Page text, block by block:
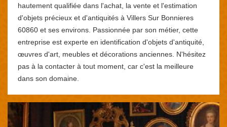
hautement qualifiée dans l'achat, la vente et l'estimation
d'objets précieux et d'antiquités à Villers Sur Bonnieres
60860 et ses environs. Passionnée par son métier, cette
entreprise est experte en identification d'objets d'antiquité,
œuvres d'art, meubles et décorations anciennes. N'hésitez
pas à la contacter à tout moment, car c'est la meilleure
dans son domaine.